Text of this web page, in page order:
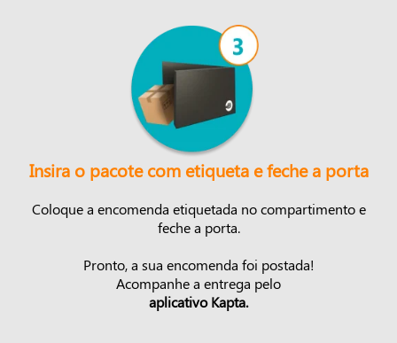
Insira o pacote com etiqueta e feche a porta
Coloque a encomenda etiquetada no compartimento e
feche a porta.
Pronto, a sua encomenda foi postada!
Acompanhe a entrega pelo
aplicativo Kapta.